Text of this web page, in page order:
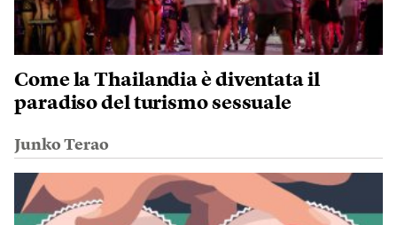
Come la Thailandia è diventata il
paradiso del turismo sessuale
Junko Terao